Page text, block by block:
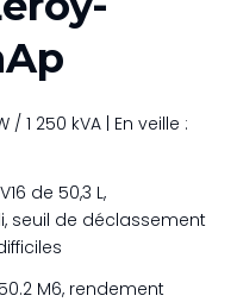
1 250 kVA | En veille :
de 50,3 L,
seuil de déclassement
M6, rendement